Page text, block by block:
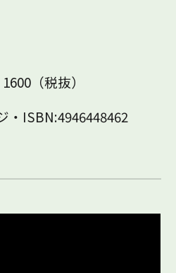
（税抜）
・ISBN:4946448462